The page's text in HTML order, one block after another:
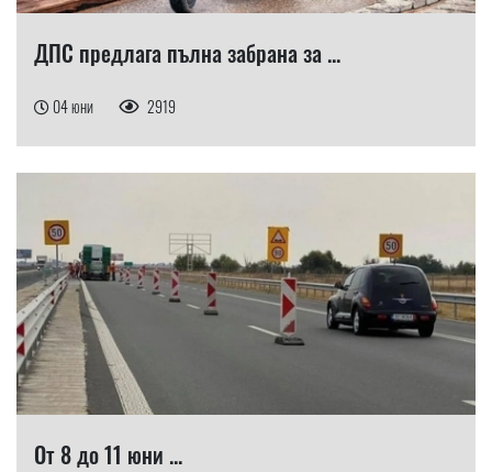
ДПС предлага пълна забрана за ...
04 юни 2919
От 8 до 11 юни ...